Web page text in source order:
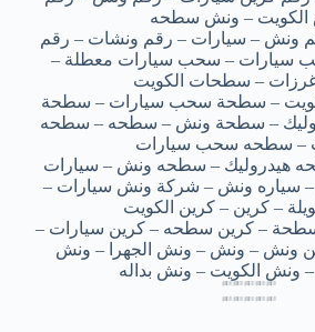
الكويت – ونش سطحه
ونش – سيارات – رقم ونشات – رقم
سيارات – سحب سيارات معطلة –
– سطحات الكويت
– سطحة سحب سيارات – سطحة
– سطحة ونش – سطحه – سطحه
– سطحه سحب سيارات
هيدروليك – سطحه ونش – سيارات
سياره ونش – شركة ونش سيارات –
– كرين – كرين الكويت
– كرين سطحه – كرين سيارات –
ونش – ونش – ونش الجهرا – ونش
– ونش الكويت – ونش بداله